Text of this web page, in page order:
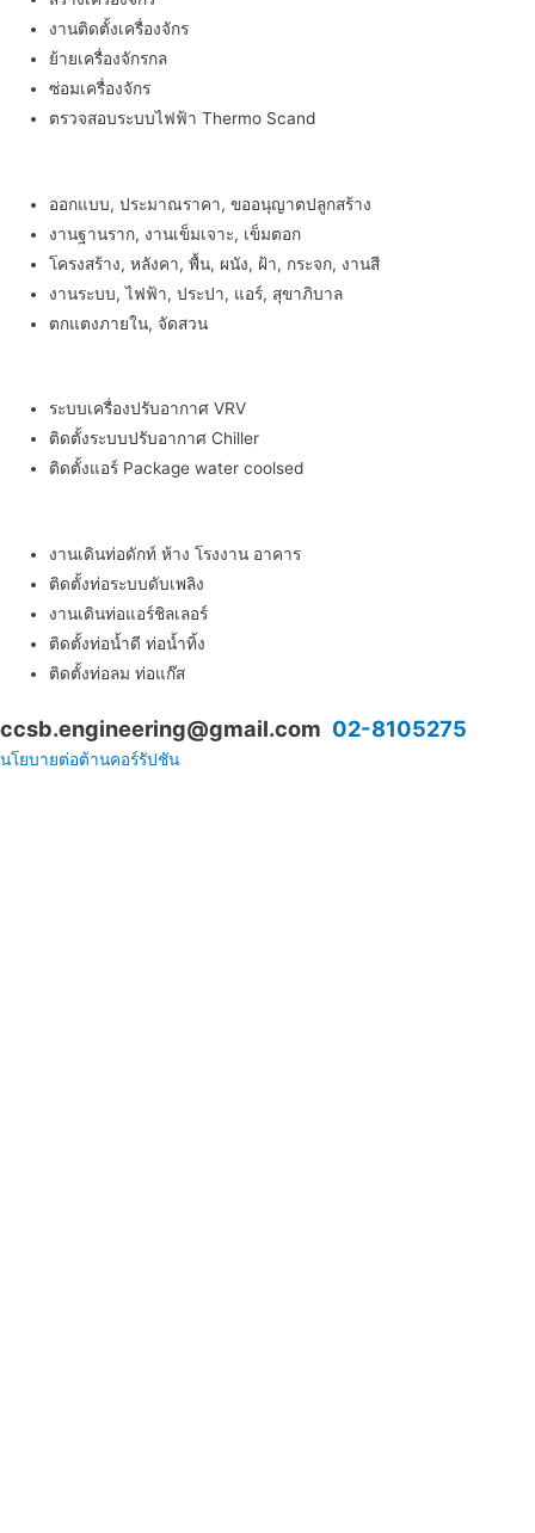
งานติดตั้งเครื่องจักร
ย้ายเครื่องจักรกล
ซ่อมเครื่องจักร
ตรวจสอบระบบไฟฟ้า Thermo Scand
ออกแบบ, ประมาณราคา, ขออนุญาตปลูกสร้าง
งานฐานราก, งานเข็มเจาะ, เข็มตอก
โครงสร้าง, หลังคา, พื้น, ผนัง, ฝ้า, กระจก, งานสี
งานระบบ, ไฟฟ้า, ประปา, แอร์, สุขาภิบาล
ตกแตงภายใน, จัดสวน
ระบบเครื่องปรับอากาศ VRV
ติดตั้งระบบปรับอากาศ Chiller
ติดตั้งแอร์ Package water coolsed
งานเดินท่อดักท์ ห้าง โรงงาน อาคาร
ติดตั้งท่อระบบดับเพลิง
งานเดินท่อแอร์ชิลเลอร์
ติดตั้งท่อน้ำดี ท่อน้ำทิ้ง
ติดตั้งท่อลม ท่อแก๊ส
ccsb.engineering@gmail.com 02-8105275
นโยบายต่อต้านคอร์รัปชัน